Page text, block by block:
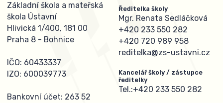
Základní škola a mateřská
škola Ústavní
Hlivická 1/400, 181 00
Praha 8 - Bohnice
IČO: 60433337
IZO: 600039773
Bankovní účet: 263 52
Ředitelka školy
Mgr. Renata Sedláčková
+420 233 550 282
+420 720 989 958
reditelka@zs-ustavni.cz
Kancelář školy / zástupce
ředitelky
Tel.:+420 233 550 282